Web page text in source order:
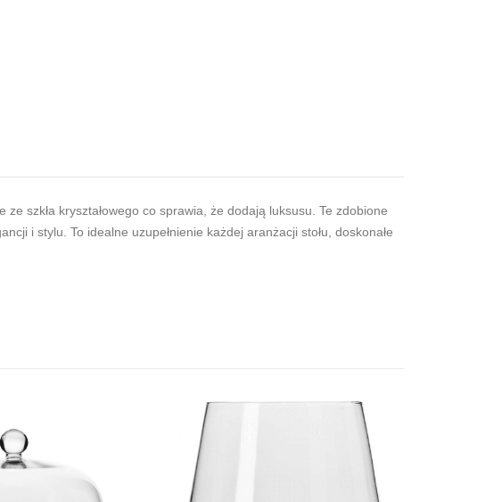
szkła kryształowego co sprawia, że ​​dodają luksusu. Te zdobione
i stylu. To idealne uzupełnienie każdej aranżacji stołu, doskonałe